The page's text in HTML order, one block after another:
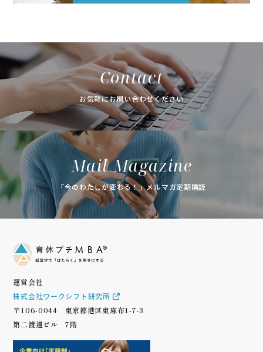
Contact
お気軽にお問い合わせください
Mail Magazine
「今のわたしが変わる！」メルマガ定期購読
運営会社
株式会社ワークシフト研究所
〒106-0044 東京都港区東麻布1-7-3
第二渡邊ビル 7階